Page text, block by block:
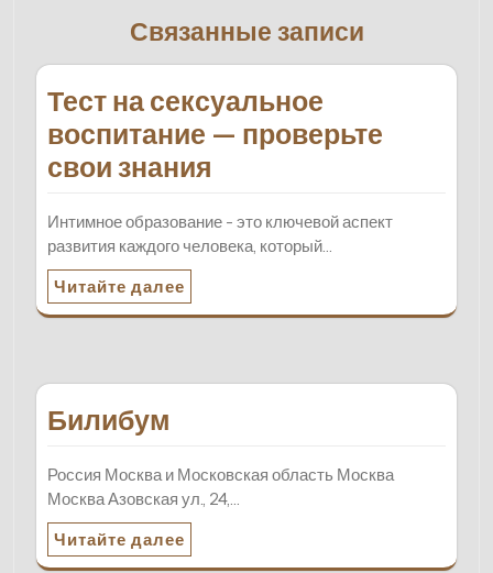
Связанные записи
Тест на сексуальное
воспитание — проверьте
свои знания
Интимное образование - это ключевой аспект
развития каждого человека, который…
Читайте далее
Билибум
Россия Москва и Московская область Москва
Москва Азовская ул., 24,…
Читайте далее